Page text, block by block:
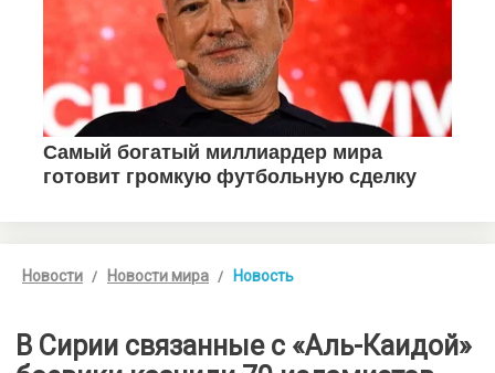
Новости Новости мира Новость
В Сирии связанные с «Аль-Каидой»